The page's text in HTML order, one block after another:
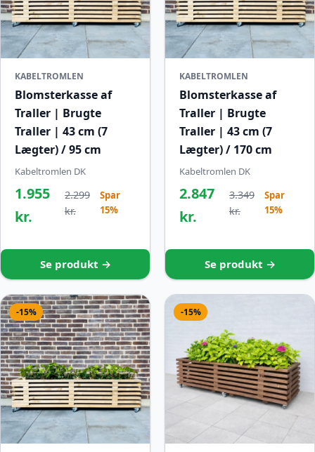
KABELTROMLEN
Blomsterkasse af
Traller | Brugte
Traller | 43 cm (7
Lægter) / 95 cm
Kabeltromlen DK
1.955
kr.
2.299
kr.
Spar
15%
Se produkt →
KABELTROMLEN
Blomsterkasse af
Traller | Brugte
Traller | 43 cm (7
Lægter) / 170 cm
Kabeltromlen DK
2.847
kr.
3.349
kr.
Spar
15%
Se produkt →
-15% -15%